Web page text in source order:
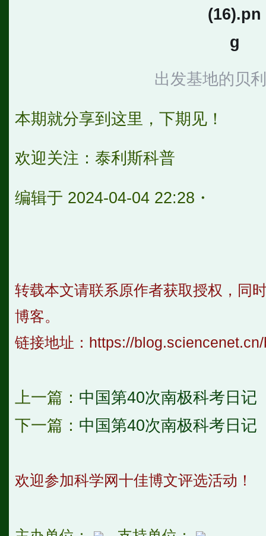
出发基地的贝
本期就分享到这里，下期见！
欢迎关注：泰利斯科普
编辑于 2024-04-04 22:28・
转载本文请联系原作者获取授权，同
博客。
链接地址： https://
上一篇： 中国第40次南极科考日记
下一篇： 中国第40次南极科考日记
欢迎参加科学网十佳博文评选活动！